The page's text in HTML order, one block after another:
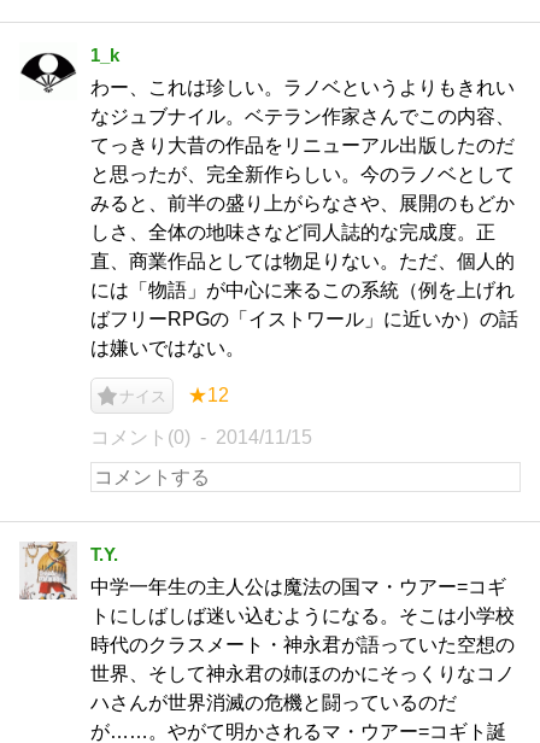
1_k
わー、これは珍しい。ラノベというよりもきれい
なジュブナイル。ベテラン作家さんでこの内容、
てっきり大昔の作品をリニューアル出版したのだ
と思ったが、完全新作らしい。今のラノベとして
みると、前半の盛り上がらなさや、展開のもどか
しさ、全体の地味さなど同人誌的な完成度。正
直、商業作品としては物足りない。ただ、個人的
には「物語」が中心に来るこの系統（例を上げれ
ばフリーRPGの「イストワール」に近いか）の話
は嫌いではない。
ナイス ★12
コメント(0) 2014/11/15
T.Y.
中学一年生の主人公は魔法の国マ・ウアー=コギ
トにしばしば迷い込むようになる。そこは小学校
時代のクラスメート・神永君が語っていた空想の
世界、そして神永君の姉ほのかにそっくりなコノ
ハさんが世界消滅の危機と闘っているのだ
が……。やがて明かされるマ・ウアー=コギト誕